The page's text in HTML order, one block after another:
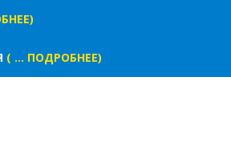
( ... ПОДРОБНЕЕ)